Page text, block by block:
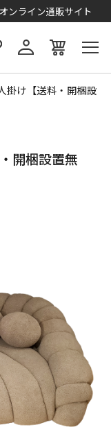
ンライン通販サイト
掛け【送料・開梱設
開梱設置無